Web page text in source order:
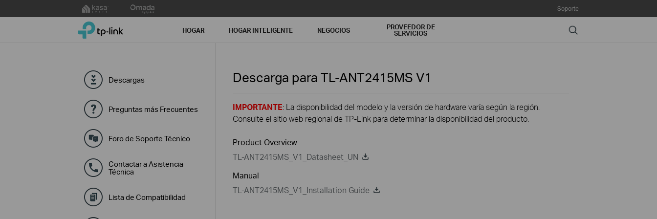
to
Soporte
TP-Link, Reliably Smart HOGAR HOGAR INTELIGENTE NEGOCIOS PROVEEDOR DE
SERVICIOS Search
Descargas
Preguntas más Frecuentes
Foro de Soporte Técnico
Contactar a Asistencia
Técnica
Lista de Compatibilidad
Descarga para TL-ANT2415MS V1
IMPORTANTE: La disponibilidad del modelo y la versión de hardware varía según la región.
Consulte el sitio web regional de TP-Link para determinar la disponibilidad del producto.
Product Overview
TL-ANT2415MS_V1_Datasheet_UN
Manual
TL-ANT2415MS_V1_Installation Guide